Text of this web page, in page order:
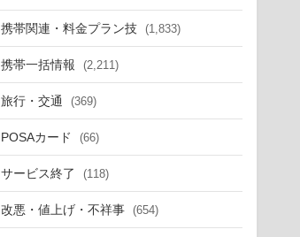
携帯関連・料金プラン技 (1,833)
携帯一括情報 (2,211)
旅行・交通 (369)
POSAカード (66)
サービス終了 (118)
改悪・値上げ・不祥事 (654)